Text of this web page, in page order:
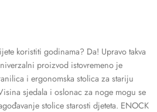
koristiti godinama? Da! Upravo takva
proizvod istovremeno je
i ergonomska stolica za stariju
sjedala i oslonac za noge mogu se
stolice starosti djeteta. ENOCK